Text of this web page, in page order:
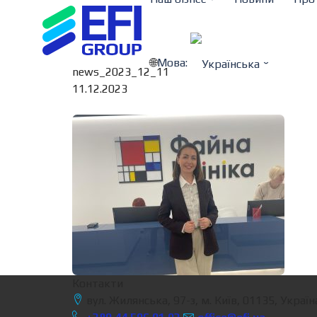
Мова:
news_2023_12_11
11.12.2023